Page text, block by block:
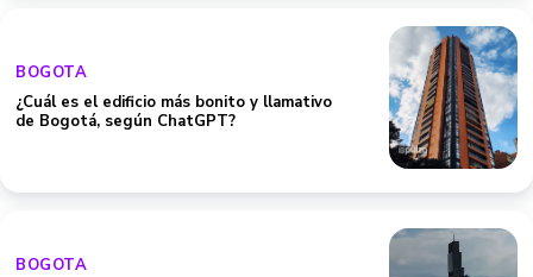
BOGOTA
¿Cuál es el edificio más bonito y llamativo
de Bogotá, según ChatGPT?
BOGOTA